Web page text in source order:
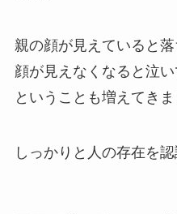
親の顔が見えていると落
顔が見えなくなると泣い
ということも増えてきま
しっかりと人の存在を